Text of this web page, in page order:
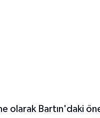
olarak Bartın'daki